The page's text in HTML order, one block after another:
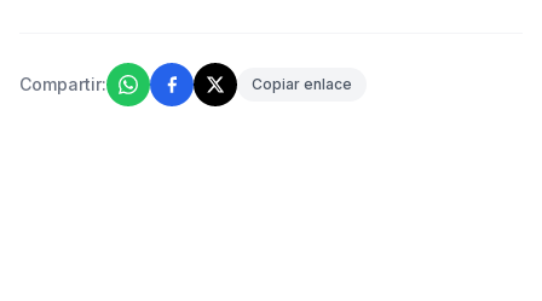
Compartir: Copiar enlace